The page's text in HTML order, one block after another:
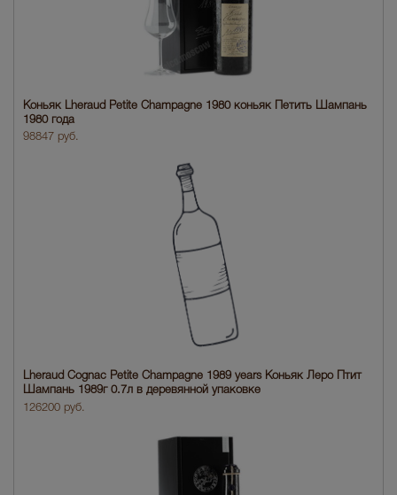
Коньяк Lheraud Petite Champagne 1980 коньяк Петить Шампань
1980 года
98847 руб.
Lheraud Cognac Petite Champagne 1989 years Коньяк Леро Птит
Шампань 1989г 0.7л в деревянной упаковке
126200 руб.